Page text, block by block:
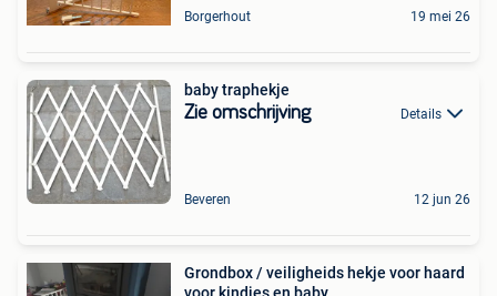
Borgerhout 19 mei 26
baby traphekje
Zie omschrijving Details
Beveren 12 jun 26
Grondbox / veiligheids hekje voor haard